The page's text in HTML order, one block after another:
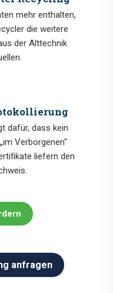
mehr enthalten,
die weitere
der Alttechnik
dafür, dass kein
Verborgenen“
liefern den
anfragen